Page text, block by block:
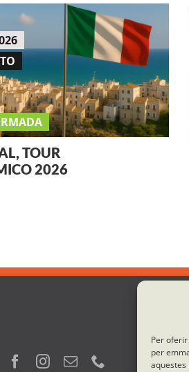
Per
per
aquestes
TOUR
2026